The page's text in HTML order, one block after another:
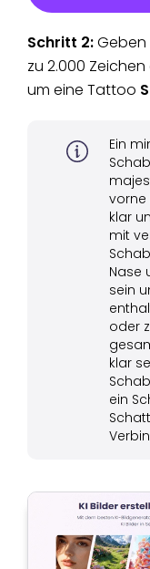
Schritt 2:Geben
zu 2.000
um eine Tattoo
Ein
vorne
klar
mit
Nase
sein
oder
klar
ein